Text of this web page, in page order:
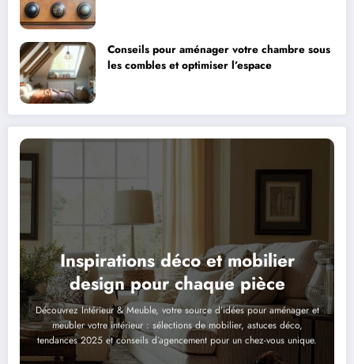
Conseils pour aménager votre chambre sous
les combles et optimiser l’espace
Inspirations déco et mobilier
design pour chaque pièce
Découvrez Intérieur & Meuble, votre source d’idées pour aménager et
meubler votre intérieur : sélections de mobilier, astuces déco,
tendances 2025 et conseils d’agencement pour un chez-vous unique.